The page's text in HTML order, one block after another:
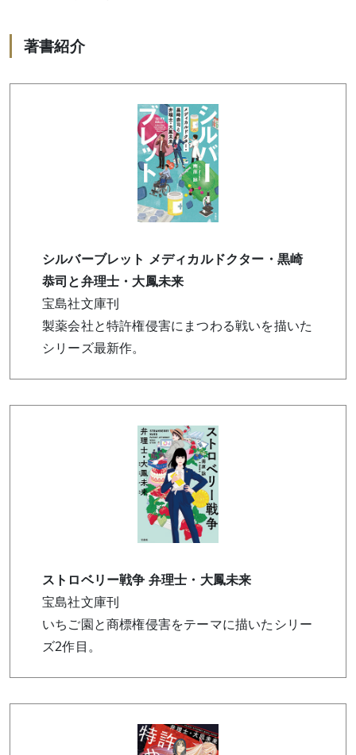
著書紹介
シルバーブレット メディカルドクター・黒崎
恭司と弁理士・大鳳未来
宝島社文庫刊
製薬会社と特許権侵害にまつわる戦いを描いた
シリーズ最新作。
ストロベリー戦争 弁理士・大鳳未来
宝島社文庫刊
いちご園と商標権侵害をテーマに描いたシリー
ズ2作目。